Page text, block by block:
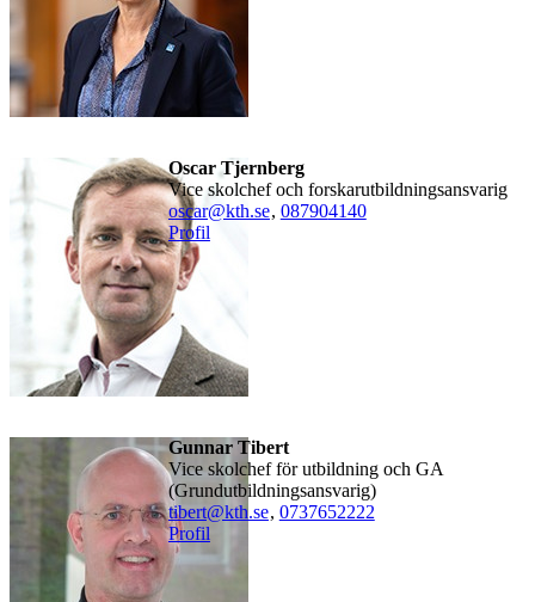
Oscar Tjernberg
Vice skolchef och forskarutbildningsansvarig
oscar@kth.se, 087904140
Profil
Gunnar Tibert
Vice skolchef för utbildning och GA
(Grundutbildningsansvarig)
tibert@kth.se, 0737652222
Profil